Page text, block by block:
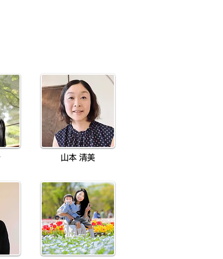
山本 清美